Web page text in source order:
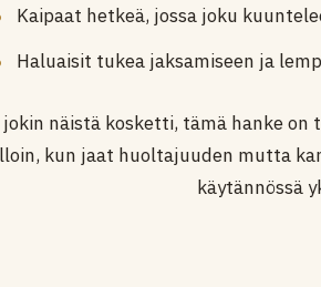
Kaipaat hetkeä, jossa joku
Haluaisit tukea jaksamiseen ja
jokin näistä kosketti, tämä hanke
kun jaat huoltajuuden mutta
käytännössä